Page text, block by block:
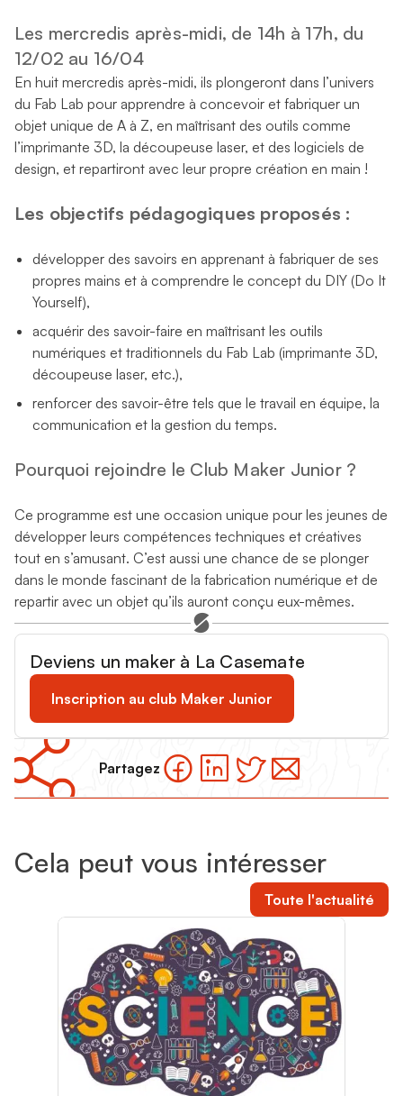
Les mercredis après-midi, de 14h à 17h, du
12/02 au 16/04
En huit mercredis après-midi, ils plongeront dans l’univers
du Fab Lab pour apprendre à concevoir et fabriquer un
objet unique de A à Z, en maîtrisant des outils comme
l’imprimante 3D, la découpeuse laser, et des logiciels de
design, et repartiront avec leur propre création en main !
Les objectifs pédagogiques proposés :
développer des savoirs en apprenant à fabriquer de ses
propres mains et à comprendre le concept du DIY (Do It
Yourself),
acquérir des savoir-faire en maîtrisant les outils
numériques et traditionnels du Fab Lab (imprimante 3D,
découpeuse laser, etc.),
renforcer des savoir-être tels que le travail en équipe, la
communication et la gestion du temps.
Pourquoi rejoindre le Club Maker Junior ?
Ce programme est une occasion unique pour les jeunes de
développer leurs compétences techniques et créatives
tout en s’amusant. C’est aussi une chance de se plonger
dans le monde fascinant de la fabrication numérique et de
repartir avec un objet qu’ils auront conçu eux-mêmes.
Deviens un maker à La Casemate
Inscription au club Maker Junior
Partagez
Cela peut vous intéresser
Toute l'actualité